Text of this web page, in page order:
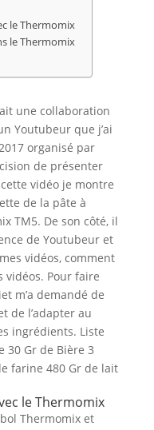
le Thermomix
le Thermomix
une collaboration
Youtubeur que j’ai
organisé par
de présenter
vidéo je montre
de la pâte à
TM5. De son côté, il
de Youtubeur et
vidéos, comment
vidéos. Pour faire
m’a demandé de
de l’adapter au
ingrédients. Liste
30 Gr de Bière 3
farine 480 Gr de lait
le Thermomix
Thermomix et